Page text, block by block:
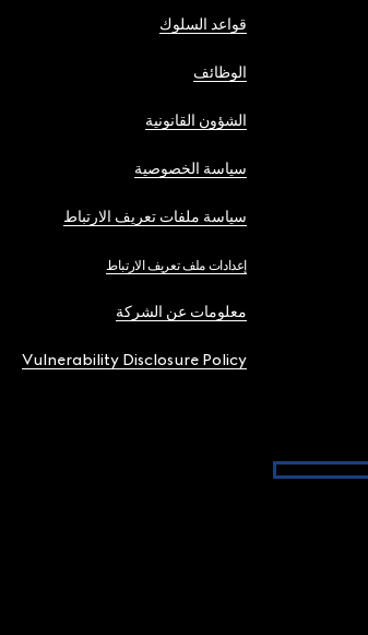
قواعد السلوك
الوظائف
الشؤون القانونية
سياسة الخصوصية
سياسة ملفات تعريف الارتباط
إعدادات ملف تعريف الارتباط
معلومات عن الشركة
Vulnerability Disclosure Policy